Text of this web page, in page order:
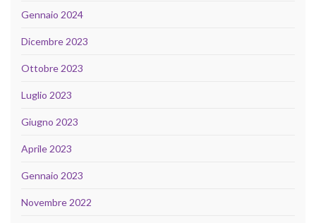
Gennaio 2024
Dicembre 2023
Ottobre 2023
Luglio 2023
Giugno 2023
Aprile 2023
Gennaio 2023
Novembre 2022